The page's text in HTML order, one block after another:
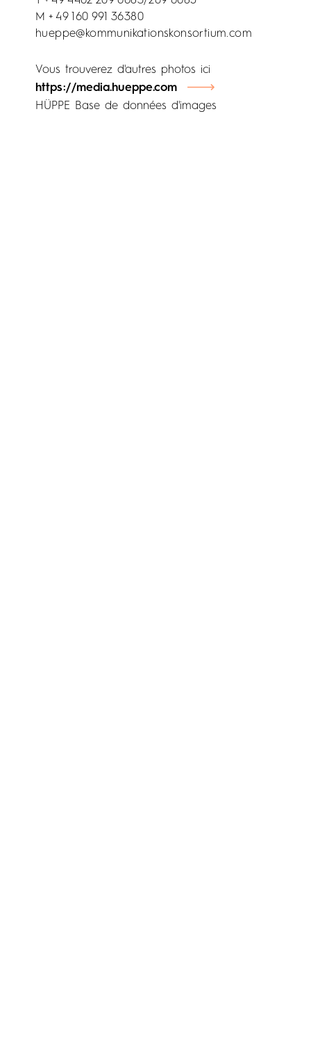
M + 49 160 991 36380
hueppe@kommunikationskonsortium.com
Vous trouverez d'autres photos ici
https://media.hueppe.com
HÜPPE Base de données d'images